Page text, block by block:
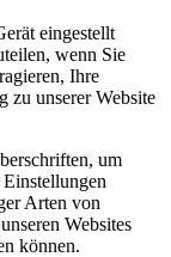
eingestellt
wenn Sie
Ihre
zu unserer Website
um
Arten von
Websites
können.